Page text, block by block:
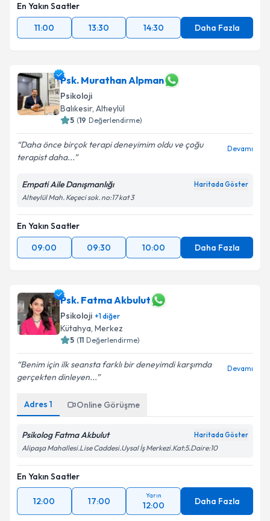
En Yakın Saatler
11:00
13:30 14:30 Daha Fazla
Psk. Murathan Alpman
Psikoloji
Balıkesir, Altıeylül
5 (19 Değerlendirme)
Daha önce birçok terapi deneyimim oldu ve çoğu
terapist daha...
Devamı
Empati Aile Danışmanlığı Haritada Göster
Altıeylül Mah. Keçeci sok. no:17 kat 3
En Yakın Saatler
09:00
09:30 10:00 Daha Fazla
Psk. Fatma Akbulut
Psikoloji +1diğer
Kütahya, Merkez
5 (11 Değerlendirme)
Benim için ilk seansta farklı bir deneyimdi karşımda
gerçekten dinleyen...
Devamı
Adres 1 Online Görüşme
Psikolog Fatma Akbulut Haritada Göster
Alipaşa Mahallesi.Lise Caddesi.Uysal İş Merkezi.Kat:5.Daire:10
En Yakın Saatler
12:00 17:00
Yarın
12:00 Daha Fazla